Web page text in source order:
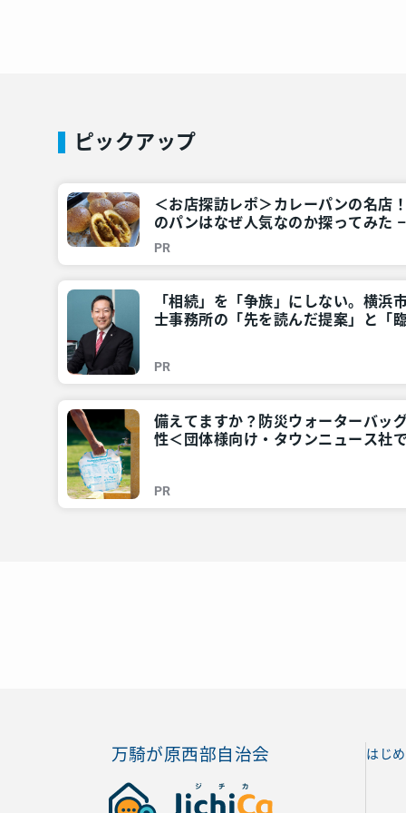
ピックアップ
＜お店探訪レポ＞カレーパンの名店
のパンはなぜ人気なのか探ってみた
所情報 – レアリア
PR
「相続」を「争族」にしない。横浜
士事務所の「先を読んだ提案」と「
PR
備えてますか？防災ウォーターバッ
性＜団体様向け・タウンニュース社
PR
万騎が原西部自治会 はじ